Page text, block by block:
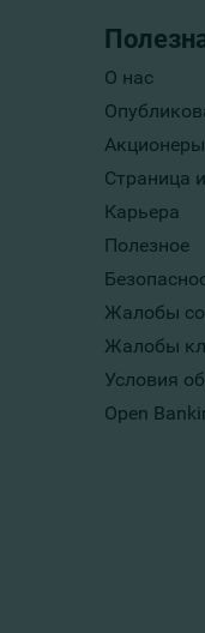
О нас
Акционеры
Страница
Карьера
Полезное
Жалобы
Жалобы
Условия
Open